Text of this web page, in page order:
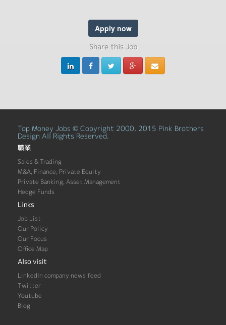
Apply now
Share this Job
Top Money Jobs © Copyright 2000, 2015 Pink Brothers
Design All Rights Reserved.
職業
Sales & Trading
M&A, Finance, Private Equity
Private Banking, Asset Management
Hedge Funds
Links
Job List
Our Policy
Our Focus
Office Map
Also visit
LinkedIn company news feed
Twitter
Youtube
Blog